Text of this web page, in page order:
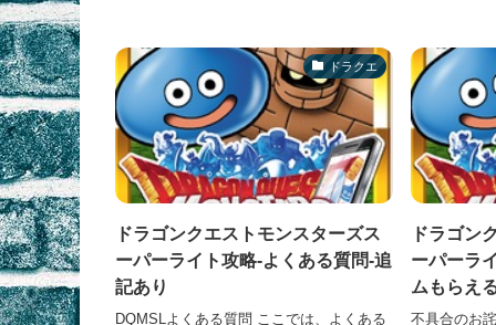
ドラクエ
ドラゴンクエストモンスターズス
ーパーライト攻略-よくある質問-追
記あり
DQMSLよくある質問 ここでは、よくある
ドラゴン
ーパーラ
ムもらえ
不具合のお